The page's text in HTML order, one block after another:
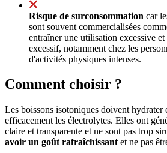
Risque de surconsommation car
sont souvent commercialisées
entraîner une utilisation excessive
excessif, notamment chez les
d'activités physiques intenses.
Comment choisir ?
Les boissons isotoniques doivent hydrater
efficacement les électrolytes. Elles ont
claire et transparente et ne sont pas trop
avoir un goût rafraîchissant et ne pas